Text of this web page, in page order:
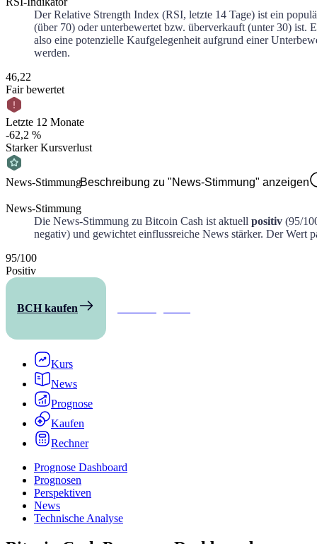
Der Relative Strength Index (RSI, letzte 14 Tage) ist ein
(über 70) oder unterbewertet bzw. überverkauft (unter 30) ist.
also eine potenzielle Kaufgelegenheit aufgrund einer
werden.
46,22
Fair bewertet
Letzte 12 Monate
-62,2 %
Starker Kursverlust
News-StimmungBeschreibung zu "News-Stimmung" anzeigen
News-Stimmung
Die News-Stimmung zu Bitcoin Cash ist aktuell positiv (95/
negativ) und gewichtet einflussreiche News stärker. Der Wert
95/100
Positiv
BCH kaufen
Kurs
News
Prognose
Kaufen
Rechner
Prognose Dashboard
Prognosen
Perspektiven
News
Technische Analyse